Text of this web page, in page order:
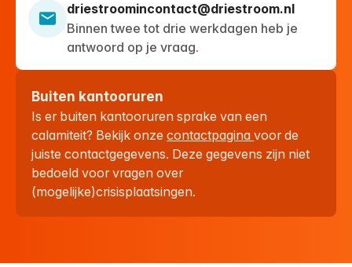
driestroomincontact@driestroom.nl
Binnen twee tot drie werkdagen heb je
antwoord op je vraag.
Buiten kantooruren
Is er buiten kantooruren sprake van een
calamiteit? Bekijk onzecontactpaginavoor de
juiste contactgegevens. Deze gegevens zijn niet
bedoeld voor vragen over
(mogelijke)crisisplaatsingen.